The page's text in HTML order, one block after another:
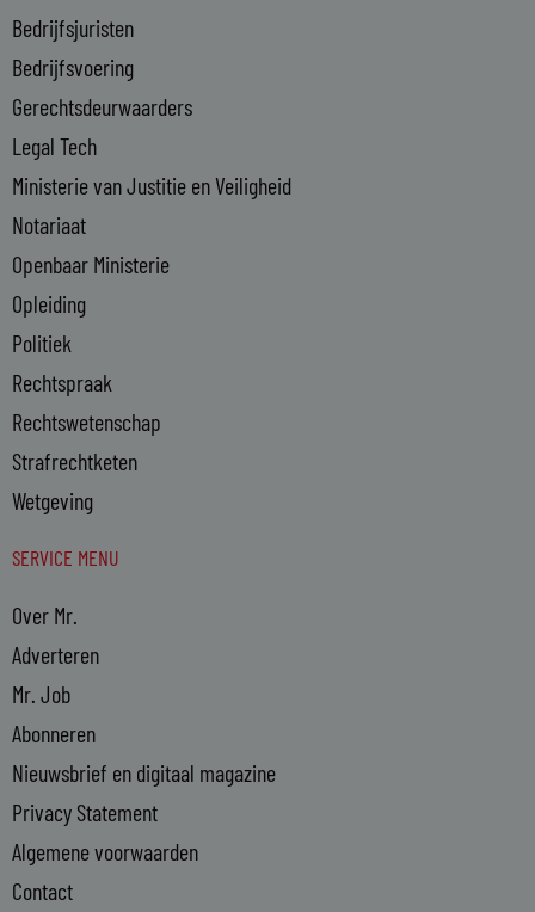
n
-
i
n
Bedrijfsjuristen
Bedrijfsvoering
Gerechtsdeurwaarders
Legal Tech
Ministerie van Justitie en Veiligheid
Notariaat
Openbaar Ministerie
Opleiding
Politiek
Rechtspraak
Rechtswetenschap
Strafrechtketen
Wetgeving
SERVICE MENU
Over Mr.
Adverteren
Mr. Job
Abonneren
Nieuwsbrief en digitaal magazine
Privacy Statement
Algemene voorwaarden
Contact